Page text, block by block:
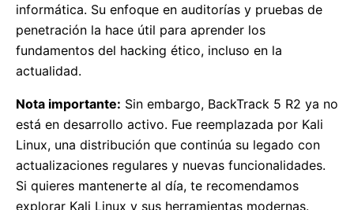
informática. Su enfoque en auditorías y pruebas de
penetración la hace útil para aprender los
fundamentos del hacking ético, incluso en la
actualidad.
Nota importante: Sin embargo, BackTrack 5 R2 ya no
está en desarrollo activo. Fue reemplazada por Kali
Linux, una distribución que continúa su legado con
actualizaciones regulares y nuevas funcionalidades.
Si quieres mantenerte al día, te recomendamos
explorar Kali Linux y sus herramientas modernas.